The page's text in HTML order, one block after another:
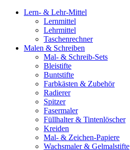
Lern- & Lehr-Mittel
Lernmittel
Lehrmittel
Taschenrechner
Malen & Schreiben
Mal- & Schreib-Sets
Bleistifte
Buntstifte
Farbkästen & Zubehör
Radierer
Spitzer
Fasermaler
Füllhalter & Tintenlöscher
Kreiden
Mal- & Zeichen-Papiere
Wachsmaler & Gelmalstifte